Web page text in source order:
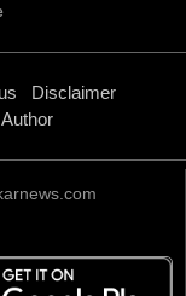
Disclaimer